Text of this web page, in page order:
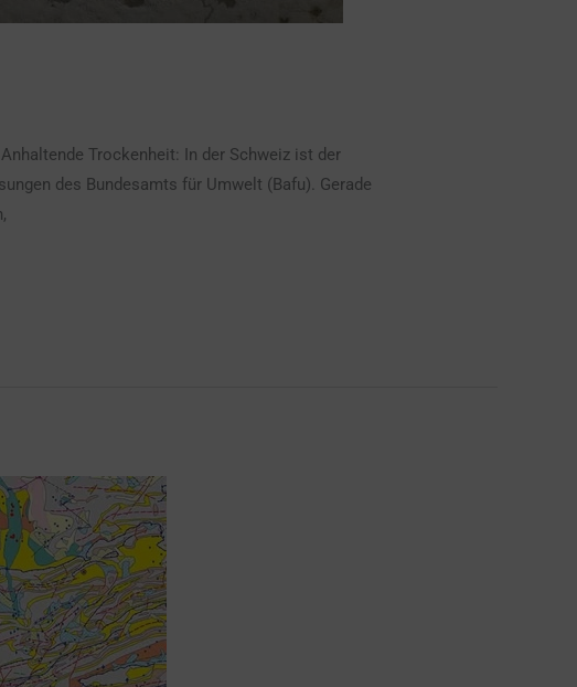
Trockenheit: In der Schweiz ist der
des Bundesamts für Umwelt (Bafu). Gerade